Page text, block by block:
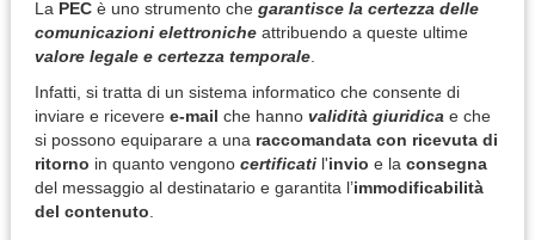
La PECè uno strumento che garantisce la certezza delle
comunicazioni elettronicheattribuendo a queste ultime
valore legale e certezza temporale.
Infatti, si tratta di un sistema informatico che consente di
inviare e ricevere e-mail che hanno validità giuridicae che
si possono equiparare a una raccomandata con ricevuta di
ritorno in quanto vengono certificatil'invio e la consegna
del messaggio al destinatario e garantita l’immodificabilità
del contenuto.